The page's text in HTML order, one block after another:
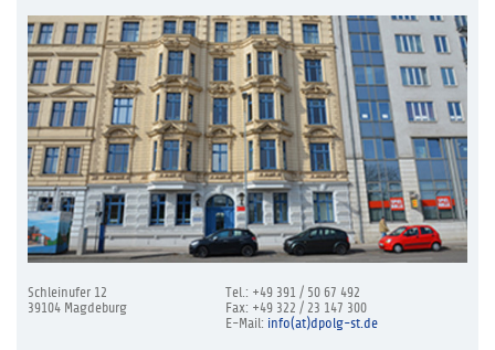
Schleinufer 12
39104 Magdeburg
Tel.: +49 391 / 50 67 492
Fax: +49 322 / 23 147 300
E-Mail: info(at)dpolg-st.de